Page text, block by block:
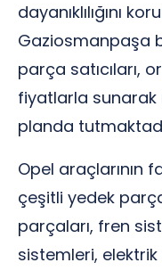
dayanıklılığını
Gaziosmanpaşa
parça satıcıları,
fiyatlarla
planda
Opel araçlarının
çeşitli yedek
parçaları, fren
sistemleri, elektrik